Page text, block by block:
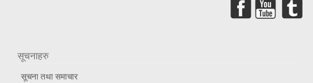
सूचनाहरु
सूचना तथा समाचार